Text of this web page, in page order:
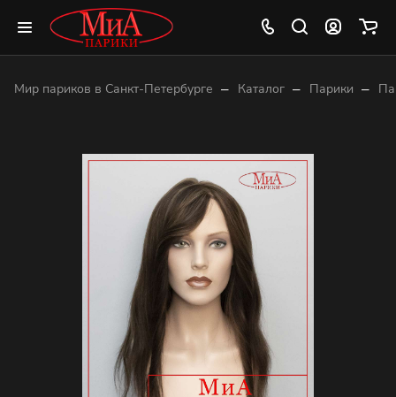
Мир париков в Санкт-Петербурге – Каталог – Парики –